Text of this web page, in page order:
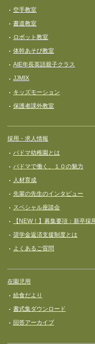
空手教室
書道教室
ロボット教室
体幹あそび教室
AIE年長英語親子クラス
JJMIX
キッズモーション
保護者課外教室
採用・求人情報
パドマ幼稚園とは
パドマで働く、１０の魅力
人材育成
先輩の先生のインタビュー
スペシャル座談会
【NEW！】募集要項：新卒
奨学⾦返済⽀援制度とは
よくあるご質問
在園児用
給食だより
書式集ダウンロード
回答アーカイブ